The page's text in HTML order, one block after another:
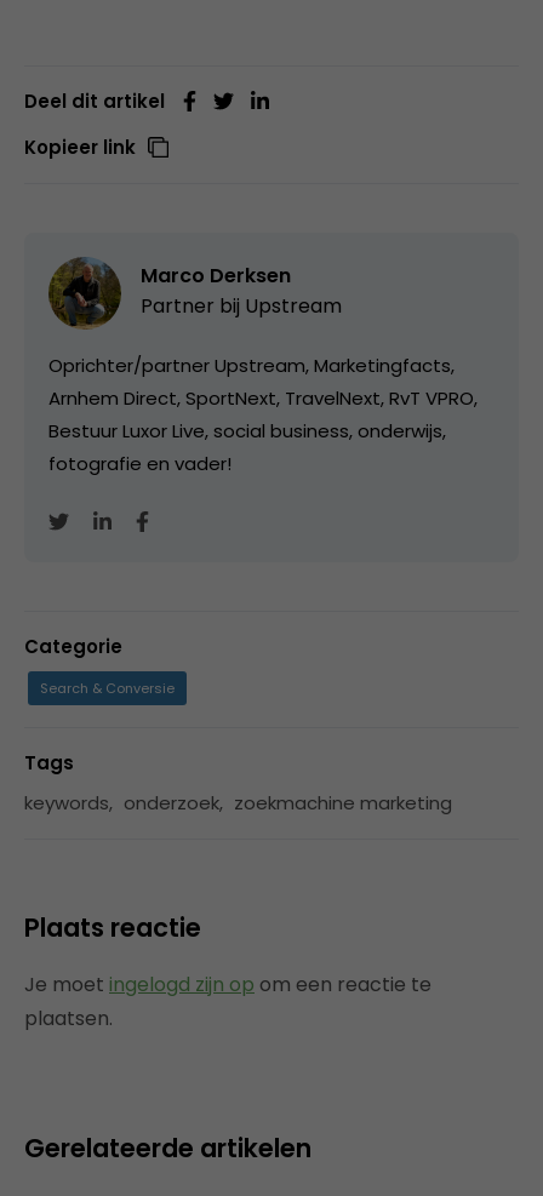
Deel dit artikel
Kopieer link
Marco Derksen
Partner bij Upstream
Oprichter/partner Upstream, Marketingfacts,
Arnhem Direct, SportNext, TravelNext, RvT VPRO,
Bestuur Luxor Live, social business, onderwijs,
fotografie en vader!
Categorie
Search & Conversie
Tags
keywords, onderzoek, zoekmachine marketing
Plaats reactie
Je moet ingelogd zijn op om een reactie te
plaatsen.
Gerelateerde artikelen